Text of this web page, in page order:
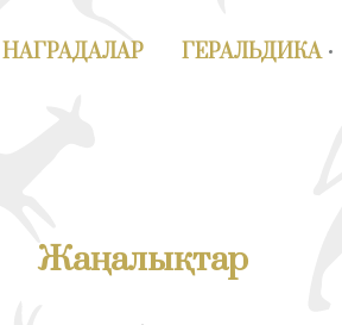
НАГРАДАЛАР ГЕРАЛЬДИКА
Жаңалықтар